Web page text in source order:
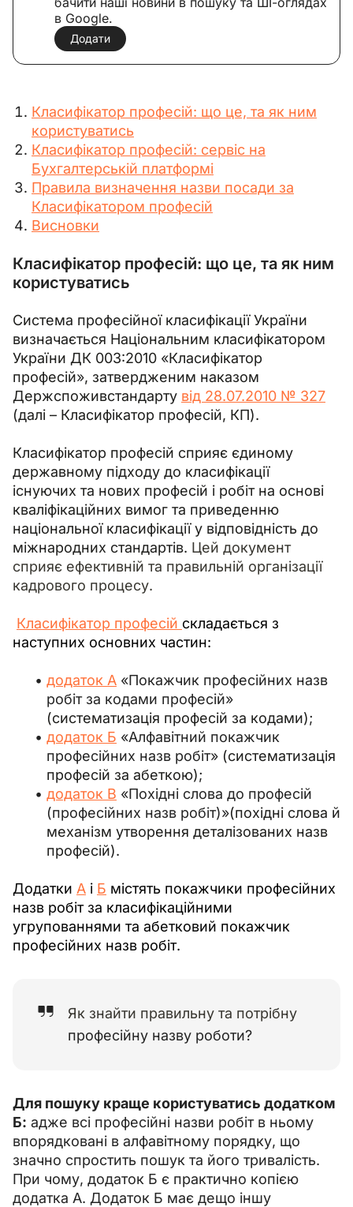
в Google.
Додати
Класифікатор професій: що це, та як ним
користуватись
Класифікатор професій: сервіс на
Бухгалтерській платформі
Правила визначення назви посади за
Класифікатором професій
Висновки
Класифікатор професій: що це, та як ним
користуватись
Система професійної класифікації України
визначається Національним класифікатором
України ДК 003:2010 «Класифікатор
професій», затвердженим наказом
Держспоживстандарту від 28.07.2010 № 327
(далі – Класифікатор професій, КП).
Класифікатор професій сприяє єдиному
державному підходу до класифікації
існуючих та нових професій і робіт на основі
кваліфікаційних вимог та приведенню
національної класифікації у відповідність до
міжнародних стандартів. Цей документ
сприяє ефективній та правильній організації
кадрового процесу.
Класифікатор професій складається з
наступних основних частин:
додаток А «Покажчик професійних назв
робіт за кодами професій»
(систематизація професій за кодами);
додаток Б «Алфавітний покажчик
професійних назв робіт» (систематизація
професій за абеткою);
додаток В «Похідні слова до професій
(професійних назв робіт)»(похідні слова й
механізм утворення деталізованих назв
професій).
Додатки А і Б містять покажчики професійних
назв робіт за класифікаційними
угрупованнями та абетковий покажчик
професійних назв робіт.
Як знайти правильну та потрібну
професійну назву роботи?
Для пошуку краще користуватись додатком
Б: адже всі професійні назви робіт в ньому
впорядковані в алфавітному порядку, що
значно спростить пошук та його тривалість.
При чому, додаток Б є практично копією
додатка А. Додаток Б має дещо іншу